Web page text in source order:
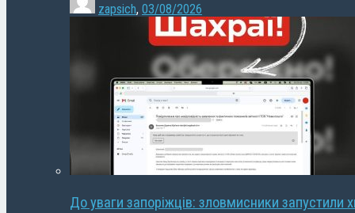
zapsich, 03/08/2026
До уваги запоріжців: зловмисники запустили